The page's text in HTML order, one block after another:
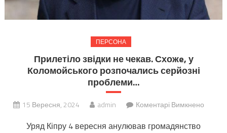
ПЕРСОНА
Прилетіло звідки не чекав. Схожe, у
Коломойського розпочались серйозні
проблеми…
15 Вересня, 2024 admin Коментарі Вимкненодо
Уряд Кіпру 4 вересня анулював громадянство